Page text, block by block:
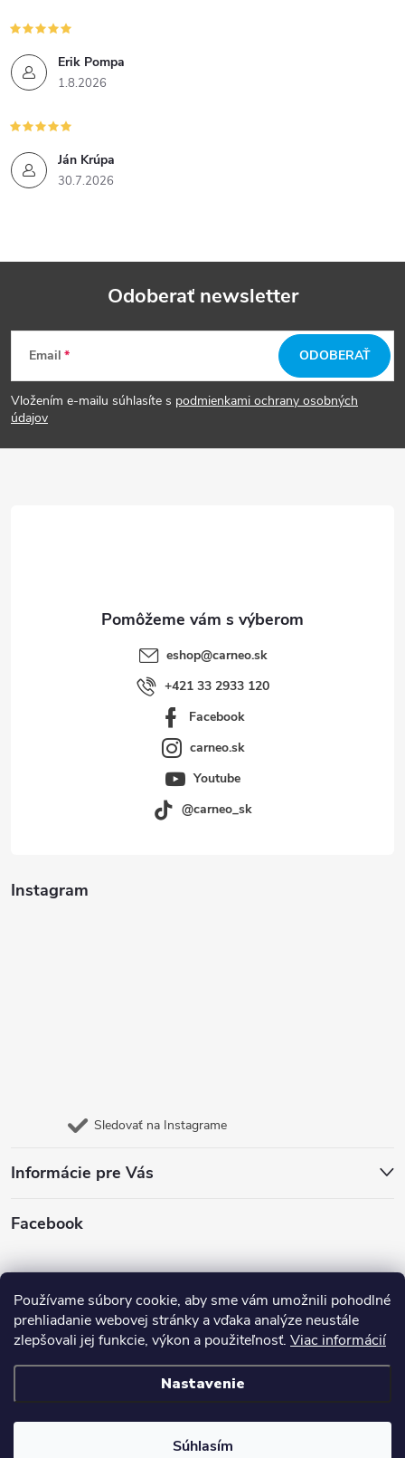
Používame súbory cookie, aby sme vám umožnili pohodlné
prehliadanie webovej stránky a vďaka analýze neustále
zlepšovali jej funkcie, výkon a použiteľnosť. Viac informácií
Nastavenie
Súhlasím
Erik Pompa
1.8.2026
Ján Krúpa
30.7.2026
Z
á
p
Odoberať newsletter
Email
Vložením e-mailu súhlasíte s podmienkami ochrany osobných
údajov
ODOBERAŤ
Instagram
Sledovať na Instagrame
Informácie pre Vás
eshop@carneo.sk
+421 33 2933 120
Facebook
carneo.sk
Youtube
@carneo_sk
Facebook
Jazyk
Upraviť nastavenie cookies